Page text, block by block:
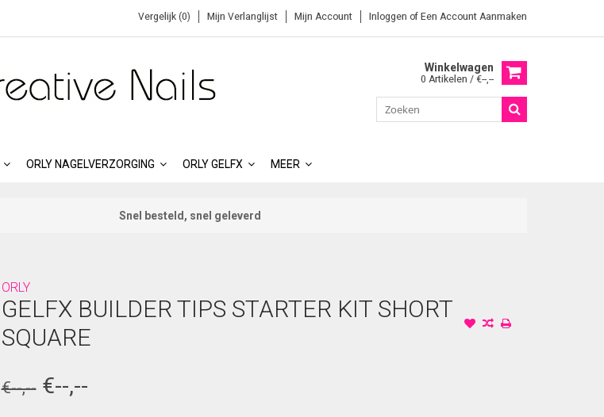
Vergelijk (0) Mijn Verlanglijst Mijn Account Inloggen of Een Account Aanmaken
Winkelwagen
0 Artikelen / €--,--
ORLY NAGELVERZORGING ORLY GELFX MEER
Snel besteld, snel geleverd
ORLY
GELFX BUILDER TIPS STARTER KIT SHORT
SQUARE
€--,-- €--,--